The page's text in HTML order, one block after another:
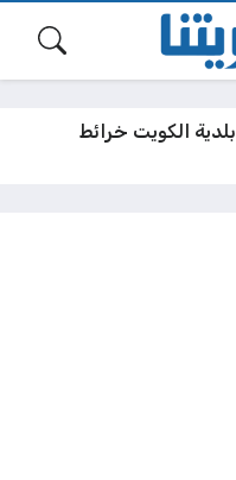
بلدية الكويت خرائط